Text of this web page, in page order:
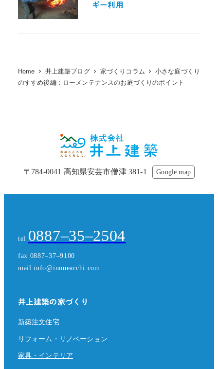
ギー利用
Home 井上建築ブログ 家づくりコラム
小さな庭づくり
のすすめ後編：ローメンテナンスのお庭づくりのポイント
〒784-0041 高知県安芸市僧津 381-1 Google map
tel 0887–35–2504
fax 0887–37–9100
mail info@inouearchi.com
井上建築の家づくり
新築注文住宅
リフォーム・リノベーション
家具・インテリア